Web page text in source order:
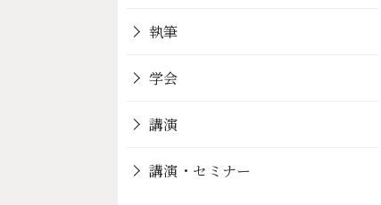
執筆
学会
講演
講演・セミナー